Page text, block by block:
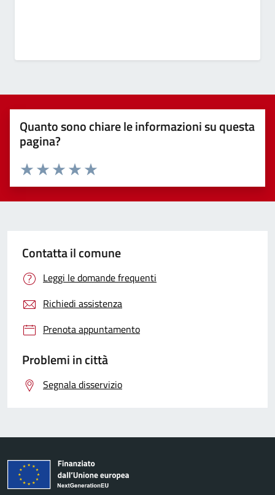
Quanto sono chiare le informazioni su questa
pagina?
Valuta 5 stelle su 5
Valuta 4 stelle su 5
Valuta 3 stelle su 5
Valuta 2 stelle su 5
Valuta 1 stelle su 5
Contatta il comune
Leggi le domande frequenti
Richiedi assistenza
Prenota appuntamento
Problemi in città
Segnala disservizio